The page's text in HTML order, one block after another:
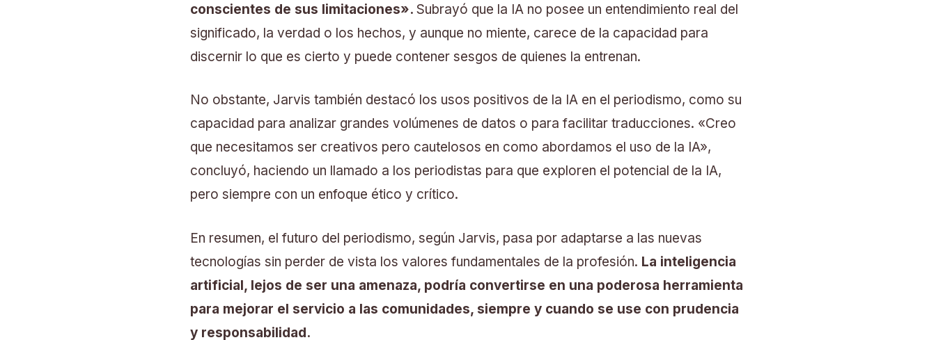
conscientes de sus limitaciones». Subrayó que la IA no posee un entendimiento real del
significado, la verdad o los hechos, y aunque no miente, carece de la capacidad para
discernir lo que es cierto y puede contener sesgos de quienes la entrenan.
No obstante, Jarvis también destacó los usos positivos de la IA en el periodismo, como su
capacidad para analizar grandes volúmenes de datos o para facilitar traducciones. «Creo
que necesitamos ser creativos pero cautelosos en como abordamos el uso de la IA»,
concluyó, haciendo un llamado a los periodistas para que exploren el potencial de la IA,
pero siempre con un enfoque ético y crítico.
En resumen, el futuro del periodismo, según Jarvis, pasa por adaptarse a las nuevas
tecnologías sin perder de vista los valores fundamentales de la profesión. La inteligencia
artificial, lejos de ser una amenaza, podría convertirse en una poderosa herramienta
para mejorar el servicio a las comunidades, siempre y cuando se use con prudencia
y responsabilidad.